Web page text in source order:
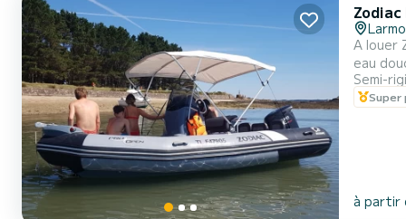
A louer
eau
soleil,
Le
Semi-
à partir